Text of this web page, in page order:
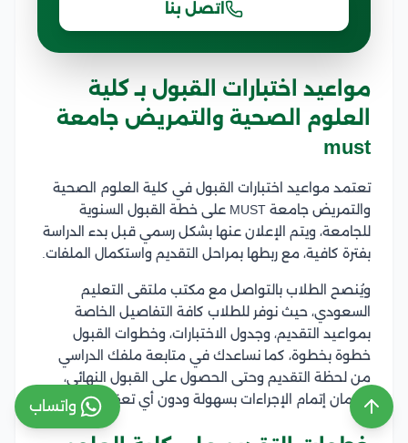
اتصل بنا
مواعيد اختبارات القبول بـ كلية
العلوم الصحية والتمريض جامعة
must
تعتمد مواعيد اختبارات القبول في كلية العلوم الصحية
والتمريض جامعة MUST على خطة القبول السنوية
للجامعة، ويتم الإعلان عنها بشكل رسمي قبل بدء الدراسة
بفترة كافية، مع ربطها بمراحل التقديم واستكمال الملفات.
ويُنصح الطلاب بالتواصل مع مكتب ملتقى التعليم
السعودي، حيث نوفر للطلاب كافة التفاصيل الخاصة
بمواعيد التقديم، وجدول الاختبارات، وخطوات القبول
خطوة بخطوة، كما نساعدك في متابعة ملفك الدراسي
من لحظة التقديم وحتى الحصول على القبول النهائي،
لضمان إتمام الإجراءات بسهولة ودون أي تعقيدات. واتساب